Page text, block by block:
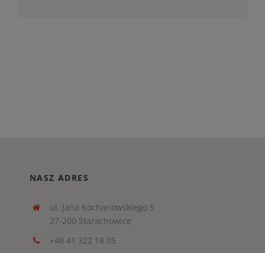
NASZ ADRES
ul. Jana Kochanowskiego 5
27-200 Starachowice
+48 41 322 18 05